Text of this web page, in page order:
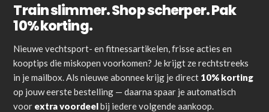
Train slimmer. Shop scherper. Pak
10% korting.
Nieuwe vechtsport- en fitnessartikelen, frisse acties en
kooptips die miskopen voorkomen? Je krijgt ze rechtstreeks
in je mailbox. Als nieuwe abonnee krijg je direct 10% korting
op jouw eerste bestelling — daarna spaar je automatisch
voor extra voordeelbij iedere volgende aankoop.